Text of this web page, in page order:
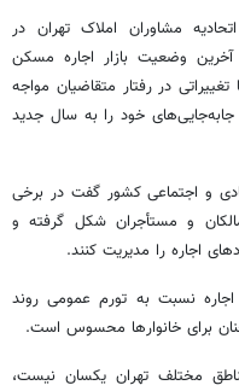
مشاوران املاک تهران در
آخرین وضعیت بازار اجاره مسکن
تغییراتی در رفتار متقاضیان مواجه
خود را به سال جدید
و اجتماعی کشور گفت در برخی
و مستأجران شکل گرفته و
اجاره را مدیریت کنند.
نسبت به تورم عمومی روند
برای خانوارها محسوس است.
مختلف تهران یکسان نیست،